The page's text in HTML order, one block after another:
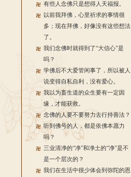
有些人念佛只是想得人天福报。
以前我拜佛，心里祈求的事情很
多；现在拜佛，好像没有这些想法
了。
我们念佛时就得到了“大信心”是
吗？
学佛后不大爱管闲事了，所以被人
说变得自私自利，没有爱心。
我以为畜生道的众生要有一定因
缘，才能获救。
念佛的人要不要努力去行持善法？
听到佛号的人，都是依佛本愿力
吗？
三业清净的“净”和净土的“净”是不
是一个层次的？
我们在生活中很少体会到弥陀的恩